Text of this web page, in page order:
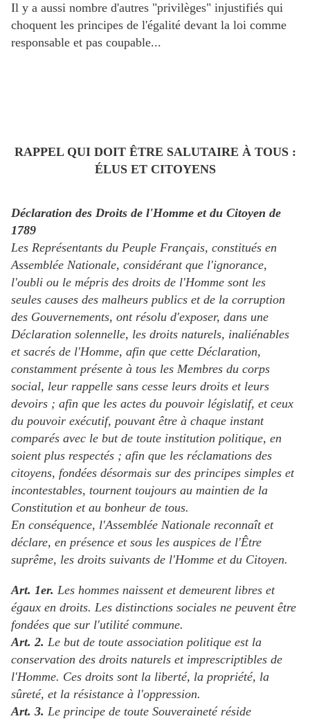
Il y a aussi nombre d'autres "privilèges" injustifiés qui
choquent les principes de l'égalité devant la loi comme
responsable et pas coupable...
RAPPEL QUI DOIT ÊTRE SALUTAIRE À TOUS :
ÉLUS ET CITOYENS
Déclaration des Droits de l'Homme et du Citoyen de
1789
Les Représentants du Peuple Français, constitués en
Assemblée Nationale, considérant que l'ignorance,
l'oubli ou le mépris des droits de l'Homme sont les
seules causes des malheurs publics et de la corruption
des Gouvernements, ont résolu d'exposer, dans une
Déclaration solennelle, les droits naturels, inaliénables
et sacrés de l'Homme, afin que cette Déclaration,
constamment présente à tous les Membres du corps
social, leur rappelle sans cesse leurs droits et leurs
devoirs ; afin que les actes du pouvoir législatif, et ceux
du pouvoir exécutif, pouvant être à chaque instant
comparés avec le but de toute institution politique, en
soient plus respectés ; afin que les réclamations des
citoyens, fondées désormais sur des principes simples et
incontestables, tournent toujours au maintien de la
Constitution et au bonheur de tous.
En conséquence, l'Assemblée Nationale reconnaît et
déclare, en présence et sous les auspices de l'Être
suprême, les droits suivants de l'Homme et du Citoyen.
Art. 1er. Les hommes naissent et demeurent libres et
égaux en droits. Les distinctions sociales ne peuvent être
fondées que sur l'utilité commune.
Art. 2. Le but de toute association politique est la
conservation des droits naturels et imprescriptibles de
l'Homme. Ces droits sont la liberté, la propriété, la
sûreté, et la résistance à l'oppression.
Art. 3. Le principe de toute Souveraineté réside